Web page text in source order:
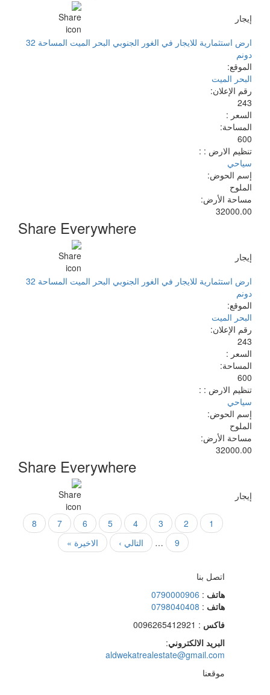
إيجار
ارض استثمارية للايجار في الغور الجنوبي البحر الميت المساحة 32
دونم
الموقع:
البحر الميت
رقم الإعلان:
243
السعر :
المساحة:
600
تنظيم الارض : :
سياحي
إسم الحوض:
الملوح
مساحة الأرض:
32000.00
Share Everywhere
إيجار
ارض استثمارية للايجار في الغور الجنوبي البحر الميت المساحة 32
دونم
الموقع:
البحر الميت
رقم الإعلان:
243
السعر :
المساحة:
600
تنظيم الارض : :
سياحي
إسم الحوض:
الملوح
مساحة الأرض:
32000.00
Share Everywhere
إيجار
Pagination
Current
page
1
Page
2
Page
3
Page
4
Page
5
Page
6
Page
7
Page
8
Page
9
…
الصفحة
التالية
التالي ›
Last
page
الاخيرة »
اتصل بنا
هاتف :
0790000906
هاتف :
0798040408
فاكس : 0096265412921
البريد الالكتروني:
aldwekatrealestate@gmail.com
موقعنا